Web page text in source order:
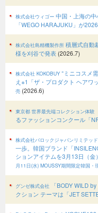
株式会社ウィゴー 中国・上海の
「WEGO HARAJUKU」が
株式会社島精機製作所 積層式自動
様を刈谷で発表 (2026.7)
株式会社 KOKOBUY “ミニコスメ
え※1「ザ・プロダクト ヘアワ
売 (2026.6)
東京都 世界最先端コレクション体験
るファッションコンクール「
株式会社バロックジャパンリミテッド
一歩。韓国ブランド「
ションアイテムを3月13日（金
月11日(水) MOUSSY期間限定韓国・
グンゼ株式会社 「BODY WILD
クション テーマは「JET